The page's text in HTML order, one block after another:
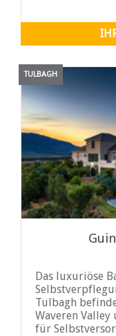
TULBAGH
Das luxuriöse
Tulbagh
Waveren
für